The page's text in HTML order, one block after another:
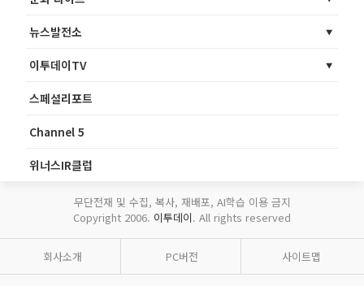
뉴스발전소
이투데이TV
스페셜리포트
Channel 5
위너스IR클럽
무단전재 및 수집, 복사, 재배포, AI학습 이용 금지
Copyright 2006. 이투데이. All rights reserved
회사소개 PC버전 사이트맵